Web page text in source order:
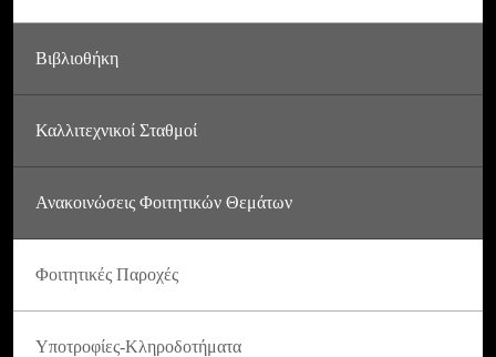
Βιβλιοθήκη
Καλλιτεχνικοί Σταθμοί
Ανακοινώσεις Φοιτητικών Θεμάτων
Φοιτητικές Παροχές
Υποτροφίες-Κληροδοτήματα